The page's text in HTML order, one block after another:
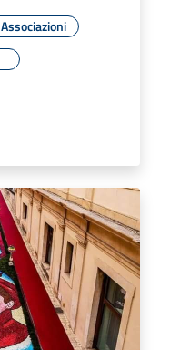
Associazioni